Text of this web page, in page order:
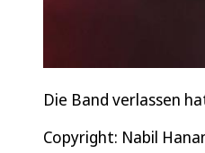
Die Band verlassen
Copyright: Nabil